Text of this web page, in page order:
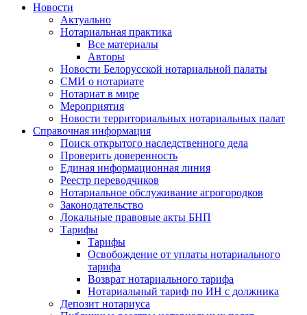
Новости
Актуально
Нотариальная практика
Все материалы
Авторы
Новости Белорусской нотариальной палаты
СМИ о нотариате
Нотариат в мире
Мероприятия
Новости территориальных нотариальных палат
Справочная информация
Поиск открытого наследственного дела
Проверить доверенность
Единая информационная линия
Реестр переводчиков
Нотариальное обслуживание агрогородков
Законодательство
Локальные правовые акты БНП
Тарифы
Тарифы
Освобождение от уплаты нотариального
тарифа
Возврат нотариального тарифа
Нотариальный тариф по ИН с должника
Депозит нотариуса